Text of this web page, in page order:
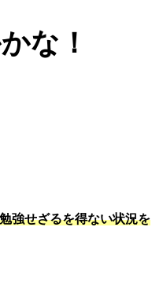
な！
強せざるを得ない状況を